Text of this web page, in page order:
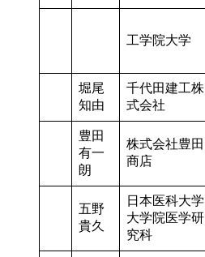
工学院大学
堀尾
知由
千代田建工株
式会社
豊田
有一
朗
株式会社豊田
商店
五野
貴久
日本医科大学
大学院医学研
究科